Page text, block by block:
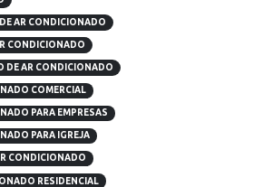
AR CONDICIONADO
CONDICIONADO
DE AR CONDICIONADO
COMERCIAL
PARA EMPRESAS
PARA IGREJA
CONDICIONADO
RESIDENCIAL